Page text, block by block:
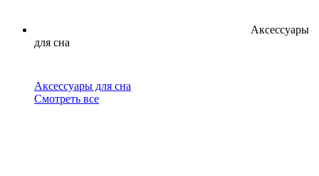
Аксессуары
для сна
Аксессуары для сна
Смотреть все